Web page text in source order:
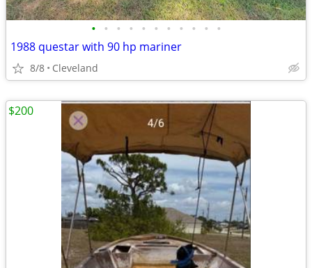
• • • • • • • • • • •
1988 questar with 90 hp mariner
8/8 Cleveland
$200